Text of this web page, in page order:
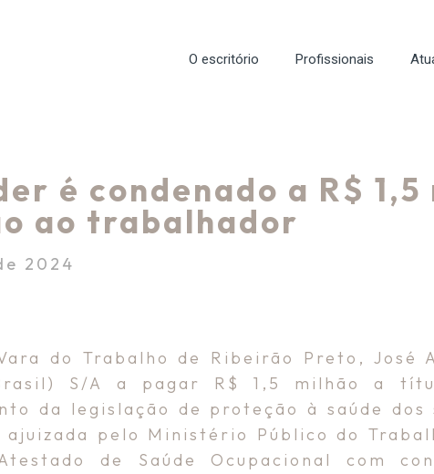
O escritório Profissionais
é condenado a R$
ao trabalhador
2024
do Trabalho de Ribeirão Preto, José
S/A a pagar R$ 1,5 milhão a
da legislação de proteção à saúde
ajuizada pelo Ministério Público do
de Saúde Ocupacional com